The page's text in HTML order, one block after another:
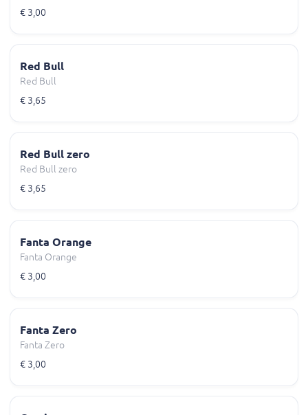
€ 3,00
Red Bull
Red Bull
€ 3,65
Red Bull zero
Red Bull zero
€ 3,65
Fanta Orange
Fanta Orange
€ 3,00
Fanta Zero
Fanta Zero
€ 3,00